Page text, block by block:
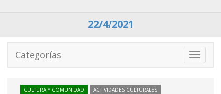
22/4/2021
Toggle
Categorías
CULTURA Y COMUNIDAD ACTIVIDADES CULTURALES